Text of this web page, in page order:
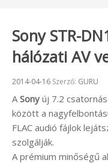
Sony STR-
hálózati AV
Beküldve:
2014-04-16 Szerző: GURU
A Sony új 7.2
között a
FLAC audió fájlok
szolgálják.
A prémium minőségű